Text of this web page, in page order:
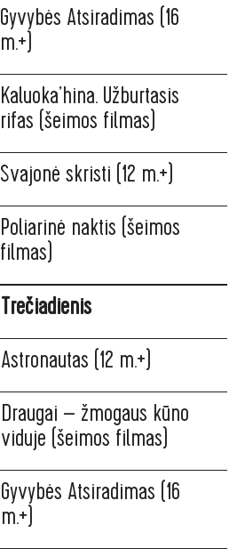
Gyvybės Atsiradimas (16
m.+)
Kaluoka’hina. Užburtasis
rifas (šeimos filmas)
Svajonė skristi (12 m.+)
Poliarinė naktis (šeimos
filmas)
Trečiadienis
Astronautas (12 m.+)
Draugai – žmogaus kūno
viduje (šeimos filmas)
Gyvybės Atsiradimas (16
m.+)